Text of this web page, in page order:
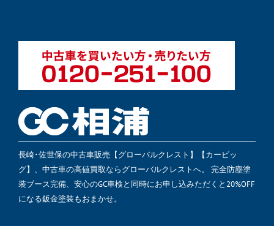
長崎･佐世保の中古車販売【グローバルクレスト】【カービッ
グ】、中古車の高値買取ならグローバルクレストへ。 完全防塵塗
装ブース完備、安心のGC車検と同時にお申し込みただくと20%OFF
になる鈑金塗装もおまかせ。